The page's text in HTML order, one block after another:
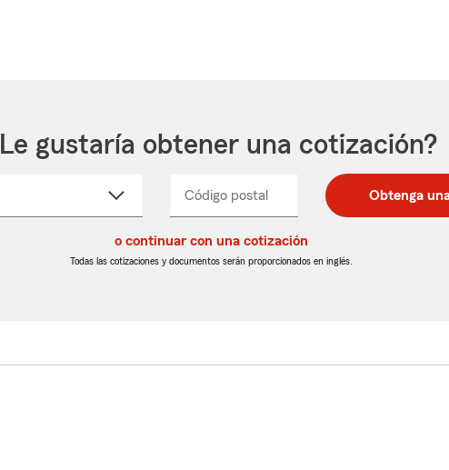
gustaría obtener una cotización?
Código postal
postal
de
postal
de
_____ Obtenga
o continuar con una cotización
Todas las cotizaciones y documentos serán proporcionados en inglés.